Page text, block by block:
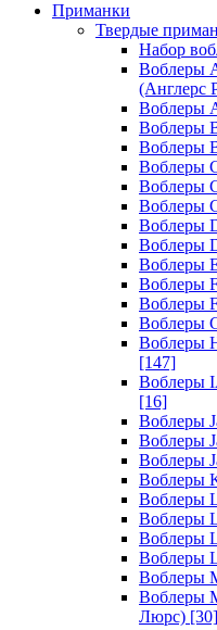
Приманки
Твердые
Набор
Воблеры
(Англерс
Воблеры
Воблеры
Воблеры
Воблеры
Воблеры
Воблеры
Воблеры
Воблеры
Воблеры
Воблеры
Воблеры
Воблеры
Воблеры
[147]
Воблеры
[16]
Воблеры
Воблеры
Воблеры
Воблеры
Воблеры
Воблеры
Воблеры
Воблеры
Воблеры
Воблеры
Люрс) [30]